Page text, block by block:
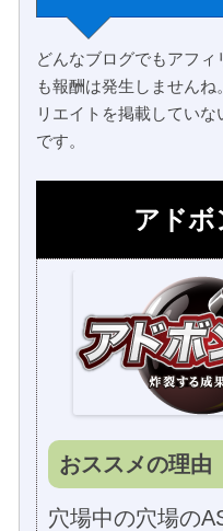
どんなブログでもアフ
も報酬は発生しません
リエイトを掲載してい
です。
アドボ
おススメの理由
穴場中の穴場の